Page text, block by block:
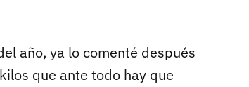
año, ya lo comenté después
que ante todo hay que